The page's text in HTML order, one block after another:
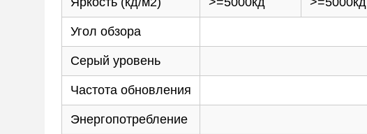
Угол обзора
Серый уровень
Частота обновления
Энергопотребление